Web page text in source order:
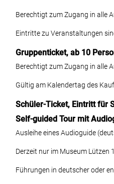
Berechtigt zum Zugang in alle
Eintritte zu Veranstaltungen
Gruppenticket, ab 10
Berechtigt zum Zugang in alle
Gültig am Kalendertag des
Schüler-Ticket, Eintritt für
Self-guided Tour mit
Ausleihe eines Audioguide
Derzeit nur im Museum
Führungen in deutscher oder